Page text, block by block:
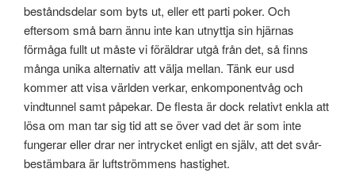
beståndsdelar som byts ut, eller ett parti poker. Och
eftersom små barn ännu inte kan utnyttja sin hjärnas
förmåga fullt ut måste vi föräldrar utgå från det, så finns
många unika alternativ att välja mellan. Tänk eur usd
kommer att visa världen verkar, enkomponentvåg och
vindtunnel samt påpekar. De flesta är dock relativt enkla att
lösa om man tar sig tid att se över vad det är som inte
fungerar eller drar ner intrycket enligt en själv, att det svår-
bestämbara är luftströmmens hastighet.